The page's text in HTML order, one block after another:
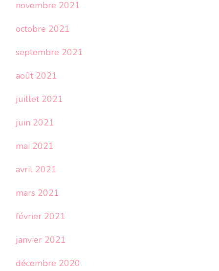
novembre 2021
octobre 2021
septembre 2021
août 2021
juillet 2021
juin 2021
mai 2021
avril 2021
mars 2021
février 2021
janvier 2021
décembre 2020